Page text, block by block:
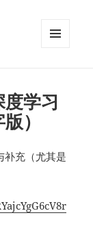
度学习
）
补充（尤其是